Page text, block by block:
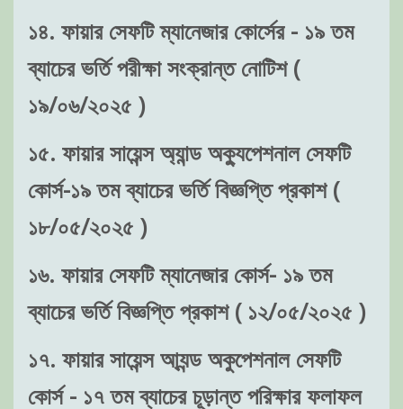
১৪. ফায়ার সেফটি ম্যানেজার কোর্সের - ১৯ তম
ব্যাচের ভর্তি পরীক্ষা সংক্রান্ত নোটিশ (
১৯/০৬/২০২৫ )
১৫. ফায়ার সায়েন্স অ্যান্ড অক্যুপেশনাল সেফটি
কোর্স-১৯ তম ব্যাচের ভর্তি বিজ্ঞপ্তি প্রকাশ (
১৮/০৫/২০২৫ )
১৬. ফায়ার সেফটি ম্যানেজার কোর্স- ১৯ তম
ব্যাচের ভর্তি বিজ্ঞপ্তি প্রকাশ ( ১২/০৫/২০২৫ )
১৭. ফায়ার সায়েন্স আ্যন্ড অকুপেশনাল সেফটি
কোর্স - ১৭ তম ব্যাচের চূড়ান্ত পরিক্ষার ফলাফল